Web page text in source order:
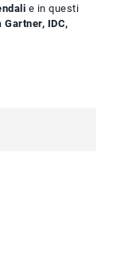
e in questi
Gartner, IDC,